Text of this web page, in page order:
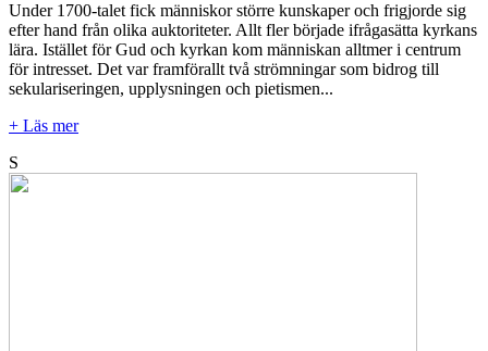
Under 1700-talet fick människor större kunskaper och frigjorde sig
efter hand från olika auktoriteter. Allt fler började ifrågasätta kyrkans
lära. Istället för Gud och kyrkan kom människan alltmer i centrum
för intresset. Det var framförallt två strömningar som bidrog till
sekulariseringen, upplysningen och pietismen...
+ Läs mer
S